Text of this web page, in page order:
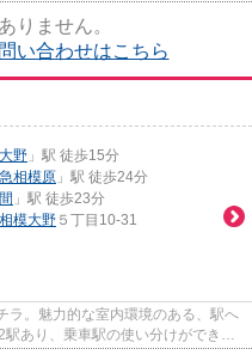
りません。
い合わせはこちら
野 」駅 徒歩15分
相模原 」駅 徒歩24分
」駅 徒歩23分
相模大野 ５丁目10-31
ラ。魅力的な室内環境のある、駅へ
あり、乗車駅の使い分けができま